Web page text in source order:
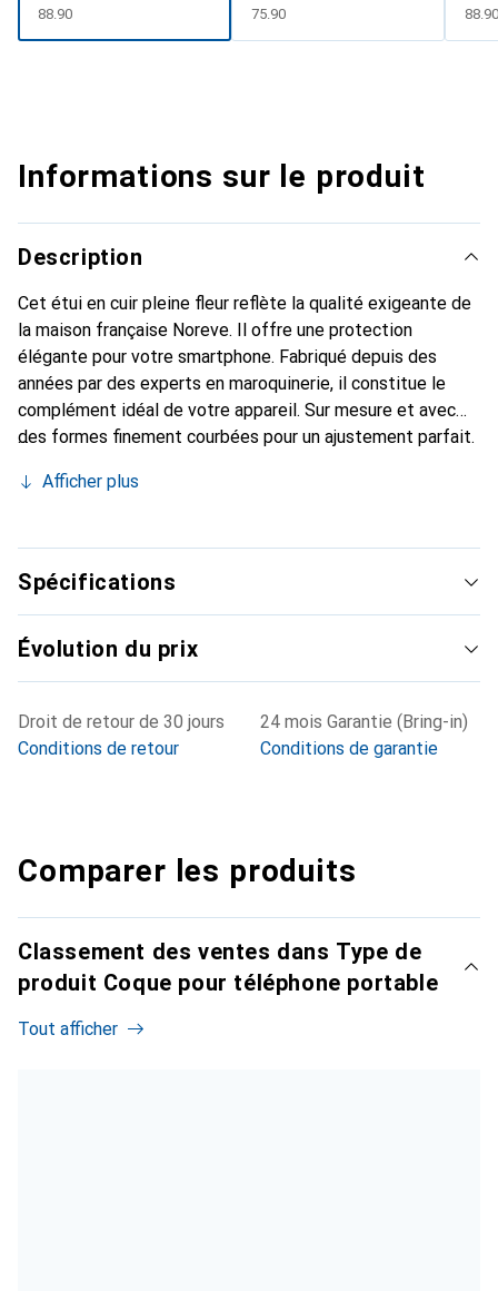
CHF
88.90 CHF
75.90 CHF
Informations sur le produit
Description
Cet étui en cuir pleine fleur reflète la qualité exigeante de
la maison française Noreve. Il offre une protection
élégante pour votre smartphone. Fabriqué depuis des
années par des experts en maroquinerie, il constitue le
complément idéal de votre appareil. Sur mesure et avec
des formes finement courbées pour un ajustement parfait.
smartphone. La marque Noreve est reconnue
reste toujours un bon choix pour le client exigeant.
Afficher plus
Spécifications
Évolution du prix
Droit de retour de 30 jours
Conditions de retour
24 mois Garantie (Bring-in)
Conditions de garantie
Comparer les produits
Classement des ventes dans Type de
produit Coque pour téléphone portable
Tout afficher